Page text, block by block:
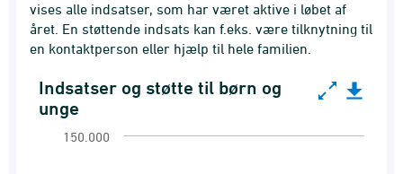
vises alle indsatser, som har været aktive i løbet af
året. En støttende indsats kan f.eks. være tilknytning til
en kontaktperson eller hjælp til hele familien.
Indsatser og støtte til børn og unge
Bar chart with 5 bars.
Indsatser og støtte til børn og
unge
150.000